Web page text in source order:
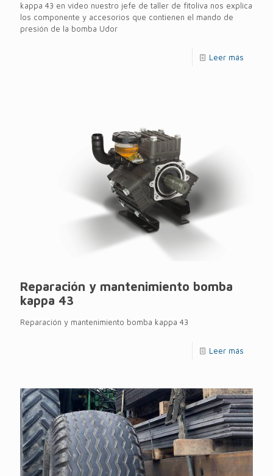
kappa 43 en vídeo nuestro jefe de taller de fitoliva nos explica
los componente y accesorios que contienen el mando de
presión de la bomba Udor
Leer más
Reparación y mantenimiento bomba
kappa 43
Reparación y mantenimiento bomba kappa 43
Leer más